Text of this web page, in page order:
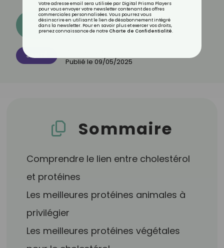
Découvrez les 11 menus CROQ
SANTÉ
Publié le 09/05/2025
Sommaire
Comprendre le lien entre cholestérol
et protéines
Les meilleures protéines animales à
privilégier
Les meilleures protéines végétales
Votre adresse email sera utilisée par Digital Prisma Players
pour vous envoyer votre newsletter contenant des offres
commerciales personnalisées. Vous pourrez vous
désinscrire en utilisant le lien de désabonnement intégré
dans la newsletter. Pour en savoir plus et exercer vos droits,
prenez connaissance de notre Charte de Confidentialité.